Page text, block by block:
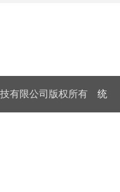
有限公司版权所有 统